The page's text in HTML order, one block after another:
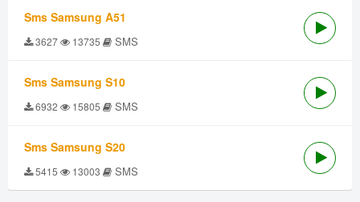
Sms Samsung A51
3627 13735 SMS
Sms Samsung S10
6932 15805 SMS
Sms Samsung S20
5415 13003 SMS